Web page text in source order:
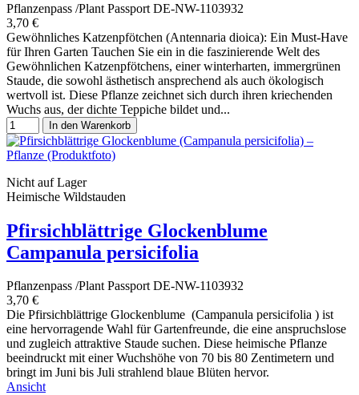
Pflanzenpass /Plant Passport DE-NW-1103932
3,70 €
Gewöhnliches Katzenpfötchen (Antennaria dioica): Ein Must-Have
für Ihren Garten Tauchen Sie ein in die faszinierende Welt des
Gewöhnlichen Katzenpfötchens, einer winterharten, immergrünen
Staude, die sowohl ästhetisch ansprechend als auch ökologisch
wertvoll ist. Diese Pflanze zeichnet sich durch ihren kriechenden
Wuchs aus, der dichte Teppiche bildet und...
In den Warenkorb
Nicht auf Lager
Heimische Wildstauden
Pfirsichblättrige Glockenblume
Campanula persicifolia
Pflanzenpass /Plant Passport DE-NW-1103932
3,70 €
Die Pfirsichblättrige Glockenblume (Campanula persicifolia ) ist
eine hervorragende Wahl für Gartenfreunde, die eine anspruchslose
und zugleich attraktive Staude suchen. Diese heimische Pflanze
beeindruckt mit einer Wuchshöhe von 70 bis 80 Zentimetern und
bringt im Juni bis Juli strahlend blaue Blüten hervor.
Ansicht